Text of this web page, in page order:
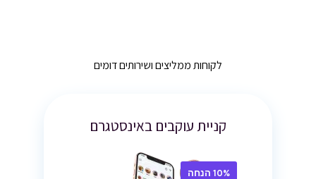
לקוחות ממליצים ושירותים דומים
קניית עוקבים באינסטגרם
10% הנחה